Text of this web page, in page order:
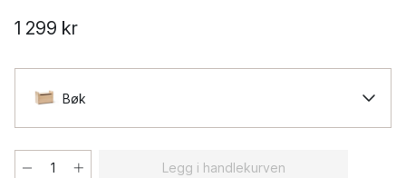
1 299 kr
Bøk
Legg i handlekurven